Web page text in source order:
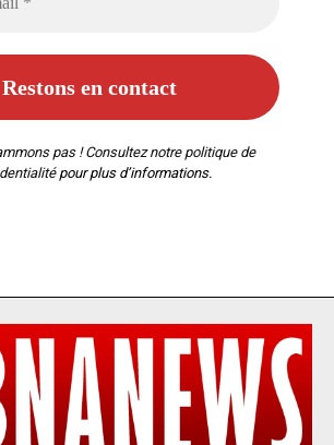
pas ! Consultez notre politique de
pour plus d’informations.